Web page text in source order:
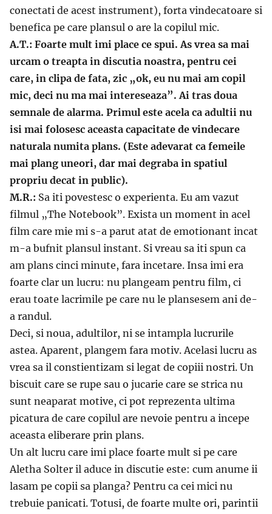
conectati de acest instrument), forta vindecatoare si
benefica pe care plansul o are la copilul mic.
A.T.: Foarte mult imi place ce spui. As vrea sa mai
urcam o treapta in discutia noastra, pentru cei
care, in clipa de fata, zic „ok, eu nu mai am copil
mic, deci nu ma mai intereseaza”. Ai tras doua
semnale de alarma. Primul este acela ca adultii nu
isi mai folosesc aceasta capacitate de vindecare
naturala numita plans. (Este adevarat ca femeile
mai plang uneori, dar mai degraba in spatiul
propriu decat in public).
M.R.: Sa iti povestesc o experienta. Eu am vazut
filmul „The Notebook”. Exista un moment in acel
film care mie mi s-a parut atat de emotionant incat
m-a bufnit plansul instant. Si vreau sa iti spun ca
am plans cinci minute, fara incetare. Insa imi era
foarte clar un lucru: nu plangeam pentru film, ci
erau toate lacrimile pe care nu le plansesem ani de-
a randul.
Deci, si noua, adultilor, ni se intampla lucrurile
astea. Aparent, plangem fara motiv. Acelasi lucru as
vrea sa il constientizam si legat de copiii nostri. Un
biscuit care se rupe sau o jucarie care se strica nu
sunt neaparat motive, ci pot reprezenta ultima
picatura de care copilul are nevoie pentru a incepe
aceasta eliberare prin plans.
Un alt lucru care imi place foarte mult si pe care
Aletha Solter il aduce in discutie este: cum anume ii
lasam pe copii sa planga? Pentru ca cei mici nu
trebuie panicati. Totusi, de foarte multe ori, parintii